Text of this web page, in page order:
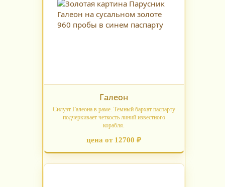
Галеон
Силуэт Галеона в раме. Темный бархат паспарту
подчеркивает четкость линий известного
корабля.
цена от 12700 ₽